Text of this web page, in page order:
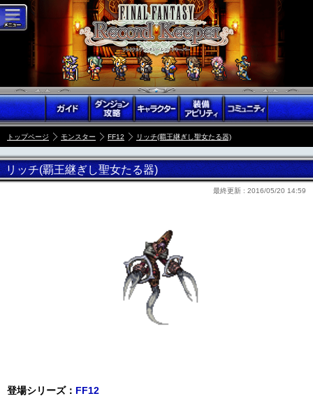
トップページ モンスター FF12 リッチ(覇王継ぎし聖女たる器)
リッチ(覇王継ぎし聖女たる器)
最終更新 : 2016/05/20 14:59
登場シリーズ： FF12